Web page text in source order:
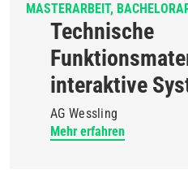
MASTERARBEIT
Technische
interaktive
AG Wessling
Mehr erfahren